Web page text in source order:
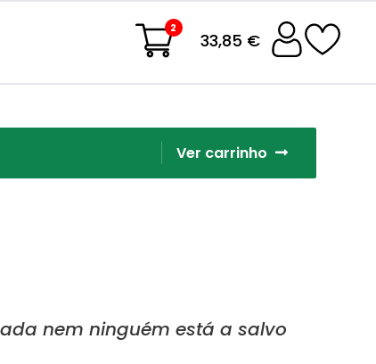
2
33,85 €
Ver carrinho
nem ninguém está a salvo